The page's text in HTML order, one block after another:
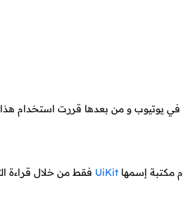
في يوتيوب و من بعدها قررت استخدام هذا
مكتبة إسمها UiKit فقط من خلال قراءة